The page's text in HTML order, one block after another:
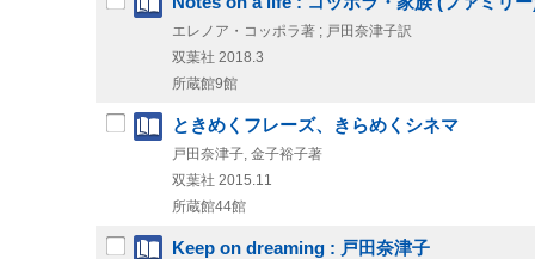
エレノア・コッポラ著 ; 戸田奈津子訳
双葉社 2018.3
所蔵館9館
ときめくフレーズ、きらめくシネマ
戸田奈津子, 金子裕子著
双葉社 2015.11
所蔵館44館
Keep on dreaming : 戸田奈津子